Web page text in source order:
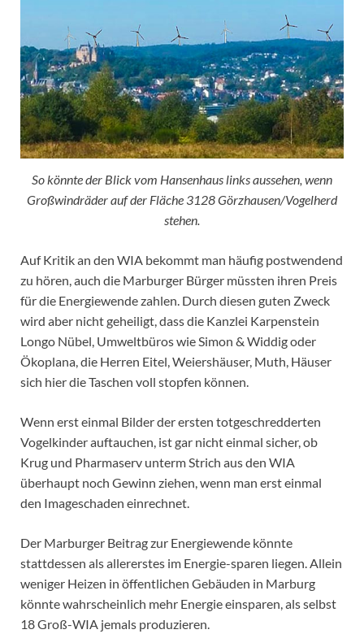
So könnte der Blick vom Hansenhaus links aussehen, wenn
Großwindräder auf der Fläche 3128 Görzhausen/Vogelherd
stehen.
Auf Kritik an den WIA bekommt man häufig postwendend
zu hören, auch die Marburger Bürger müssten ihren Preis
für die Energiewende zahlen. Durch diesen guten Zweck
wird aber nicht geheiligt, dass die Kanzlei Karpenstein
Longo Nübel, Umweltbüros wie Simon & Widdig oder
Ökoplana, die Herren Eitel, Weiershäuser, Muth, Häuser
sich hier die Taschen voll stopfen können.
Wenn erst einmal Bilder der ersten totgeschredderten
Vogelkinder auftauchen, ist gar nicht einmal sicher, ob
Krug und Pharmaserv unterm Strich aus den WIA
überhaupt noch Gewinn ziehen, wenn man erst einmal
den Imageschaden einrechnet.
Der Marburger Beitrag zur Energiewende könnte
stattdessen als allererstes im Energie-sparen liegen. Allein
weniger Heizen in öffentlichen Gebäuden in Marburg
könnte wahrscheinlich mehr Energie einsparen, als selbst
18 Groß-WIA jemals produzieren.